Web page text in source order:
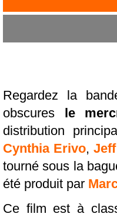
Regardez la
obscures
le
distribution
Cynthia Erivo,
tourné sous la
été produit par
Ce film est à